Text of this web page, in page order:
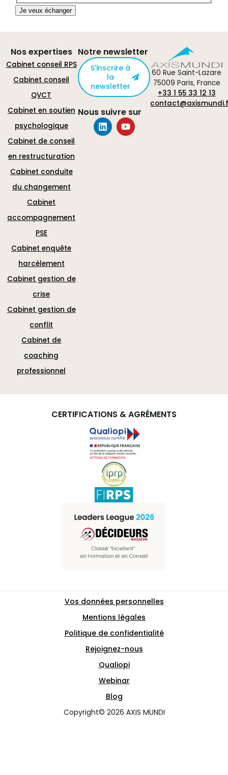
Je veux échanger
60 Rue Saint-Lazare
75009 Paris, France
+33 1 55 33 12 13
Nos expertises
Cabinet conseil RPS
Cabinet conseil
QVCT
Cabinet en soutien
psychologique
Cabinet de conseil
en restructuration
Cabinet conduite
du changement
Cabinet
accompagnement
PSE
Cabinet enquête
harcèlement
Cabinet gestion de
crise
Cabinet gestion de
conflit
Cabinet de
coaching
professionnel
Notre newsletter
S'inscrire à
la
newsletter
Nous suivre sur
CERTIFICATIONS & AGRÉMENTS
Vos données personnelles
Mentions légales
Politique de confidentialité
Rejoignez-nous
Qualiopi
Webinar
Blog
Copyright© 2026 AXIS MUNDI